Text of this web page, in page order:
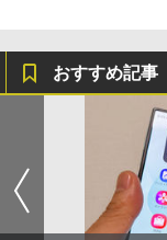
おすすめ記事